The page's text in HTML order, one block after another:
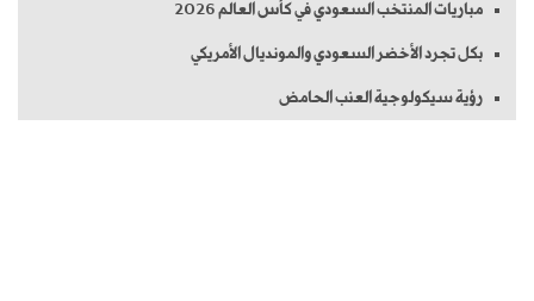
مباريات المنتخب السعودي في كأس العالم 2026
بكل تجرد الأخضر السعودي والمونديال الأمريكي
رؤية سيكولوجية العنب الحامض